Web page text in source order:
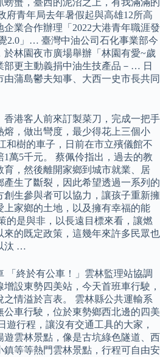
蟹，臺西的泥沼之上，有我滿滿的
府青年局去年暑假起與高雄12所高
業合作辦理「2022大港青年職涯發
2.0」… 臺灣中油公司石化事業部今
於林園夜市廣場舉辦「林園有愛~歲
部更主動義捐中油生技產品－… 日
蒲島鬱夫知事、大西一史市長共同
香港客人前來訂製菜刀，完成一把手
熔，做出彎度，最少得花上三個小
和樹的車子，日前在市立殯儀館不
萬5千元。 蔡佩伶指出，過去的教
，然後離開家鄉到城市就業、居
生了斷裂，因此希望透過一系列的
生參與者可以協力，讓孩子重新擁
家鄉的土地，以及擁有幸福的能
的是與非，以長遠目標來看，讓燃
的既定政策，這幾年來許多民眾也
汰 …
「終於有公車！」雲林監理站協調
設東勢四美站，今天首班車行駛，
情溢於言表。 雲林縣公共運輸系
車行駛，位於東勢鄉西北邊的四美
行程，讓沒有交通工具的大家，
雲林景點，像是古坑綠色隧道、西
等等熱門雲林景點，行程可自由安